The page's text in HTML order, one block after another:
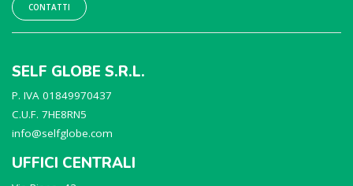
CONTATTI
SELF GLOBE S.R.L.
P. IVA 01849970437
C.U.F. 7HE8RN5
info@selfglobe.com
UFFICI CENTRALI